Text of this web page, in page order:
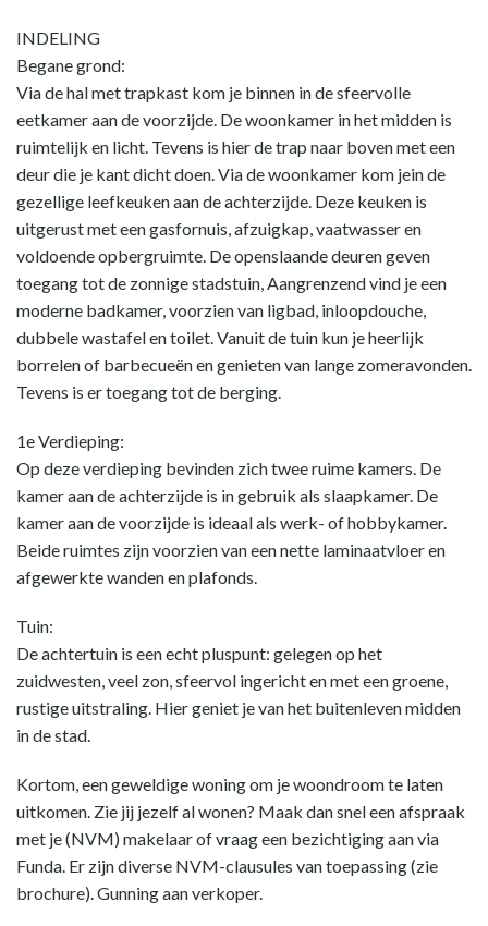
INDELING
Begane grond:
Via de hal met trapkast kom je binnen in de sfeervolle
eetkamer aan de voorzijde. De woonkamer in het midden is
ruimtelijk en licht. Tevens is hier de trap naar boven met een
deur die je kant dicht doen. Via de woonkamer kom jein de
gezellige leefkeuken aan de achterzijde. Deze keuken is
uitgerust met een gasfornuis, afzuigkap, vaatwasser en
voldoende opbergruimte. De openslaande deuren geven
toegang tot de zonnige stadstuin, Aangrenzend vind je een
moderne badkamer, voorzien van ligbad, inloopdouche,
dubbele wastafel en toilet. Vanuit de tuin kun je heerlijk
borrelen of barbecueën en genieten van lange zomeravonden.
Tevens is er toegang tot de berging.
1e Verdieping:
Op deze verdieping bevinden zich twee ruime kamers. De
kamer aan de achterzijde is in gebruik als slaapkamer. De
kamer aan de voorzijde is ideaal als werk- of hobbykamer.
Beide ruimtes zijn voorzien van een nette laminaatvloer en
afgewerkte wanden en plafonds.
Tuin:
De achtertuin is een echt pluspunt: gelegen op het
zuidwesten, veel zon, sfeervol ingericht en met een groene,
rustige uitstraling. Hier geniet je van het buitenleven midden
in de stad.
Kortom, een geweldige woning om je woondroom te laten
uitkomen. Zie jij jezelf al wonen? Maak dan snel een afspraak
met je (NVM) makelaar of vraag een bezichtiging aan via
Funda. Er zijn diverse NVM-clausules van toepassing (zie
brochure). Gunning aan verkoper.